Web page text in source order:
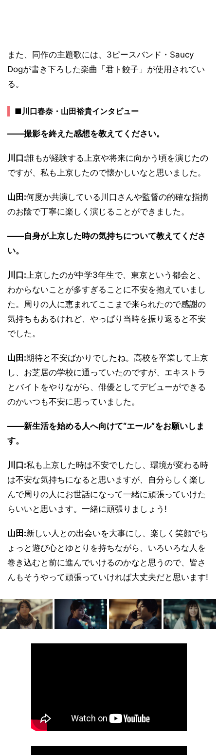
また、同作の主題歌には、3ピースバンド・Saucy
Dogが書き下ろした楽曲「君ト餃子」が使用されてい
る。
■川口春奈・山田裕貴インタビュー
――撮影を終えた感想を教えてください。
川口:誰もが経験する上京や将来に向かう頃を演じたの
ですが、私も上京したので懐かしいなと思いました。
山田:何度か共演している川口さんや監督の的確な指摘
のお陰で丁寧に楽しく演じることができました。
――自身が上京した時の気持ちについて教えてくださ
い。
川口:上京したのが中学3年生で、東京という都会と、
わからないことが多すぎることに不安を抱えていまし
た。周りの人に恵まれてここまで来られたので感謝の
気持ちもあるけれど、やっぱり当時を振り返ると不安
でした。
山田:期待と不安ばかりでしたね。高校を卒業して上京
し、お芝居の学校に通っていたのですが、エキストラ
とバイトをやりながら、俳優としてデビューができる
のかいつも不安に思っていました。
――新生活を始める人へ向けて“エール”をお願いしま
す。
川口:私も上京した時は不安でしたし、環境が変わる時
は不安な気持ちになると思いますが、自分らしく楽し
んで周りの人にお世話になって一緒に頑張っていけた
らいいと思います。一緒に頑張りましょう!
山田:新しい人との出会いを大事にし、楽しく笑顔でち
ょっと遊び心とゆとりを持ちながら、いろいろな人を
巻き込むと前に進んでいけるのかなと思うので、皆さ
んもそうやって頑張っていければ大丈夫だと思います!